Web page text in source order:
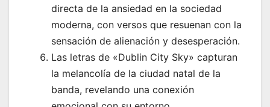
directa de la ansiedad en la sociedad
moderna, con versos que resuenan con la
sensación de alienación y desesperación.
Las letras de «Dublin City Sky» capturan
la melancolía de la ciudad natal de la
banda, revelando una conexión